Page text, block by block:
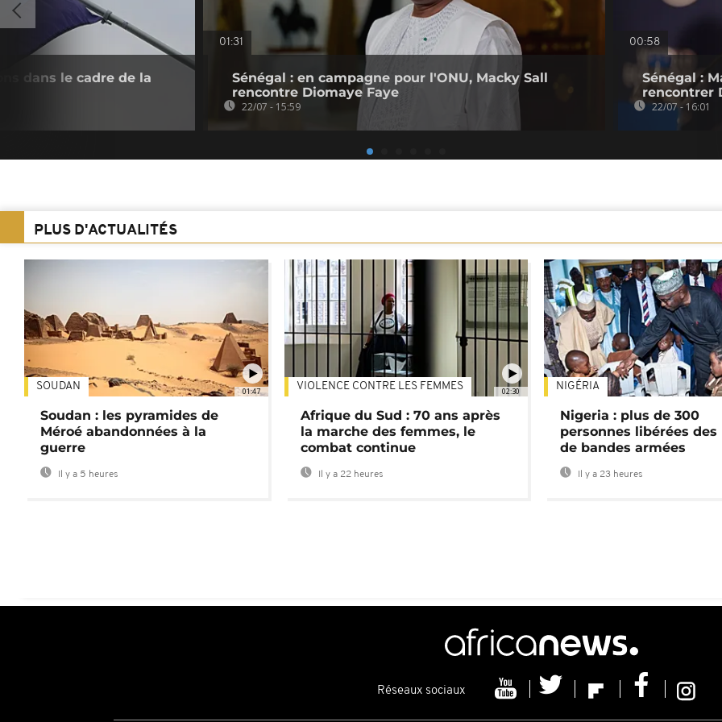
dans le cadre de la
01:31
Sénégal : en campagne pour l'ONU, Macky Sall
rencontre Diomaye Faye
22/07 - 15:59
00:58
Sénégal :
rencontrer
22/07 - 16:01
PLUS D'ACTUALITÉS
01:47
SOUDAN
Soudan : les pyramides de
Méroé abandonnées à la
guerre
Il y a 5 heures
02:30
VIOLENCE CONTRE LES FEMMES
Afrique du Sud : 70 ans après
la marche des femmes, le
combat continue
Il y a 22 heures
NIGÉRIA
Nigeria : plus de 300
personnes libérées des
de bandes armées
Il y a 23 heures
Réseaux sociaux